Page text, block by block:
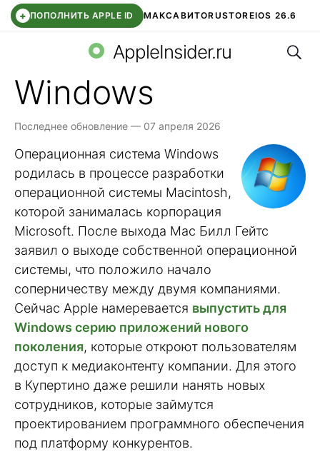
+ ПОПОЛНИТЬ APPLE ID МАКСАВИТОRUSTOREIOS 26.6
СБЕР КИДС ВТБ ОНЛАЙН ЧАТ В ROBLOX
AppleInsider.ru
Windows
Последнее обновление — 07 апреля 2026
Операционная система Windows
родилась в процессе разработки
операционной системы Macintosh,
которой занималась корпорация
Microsoft. После выхода Mac Билл Гейтс
заявил о выходе собственной операционной
системы, что положило начало
соперничеству между двумя компаниями.
Сейчас Apple намеревается выпустить для
Windows серию приложений нового
поколения, которые откроют пользователям
доступ к медиаконтенту компании. Для этого
в Купертино даже решили нанять новых
сотрудников, которые займутся
проектированием программного обеспечения
под платформу конкурентов.